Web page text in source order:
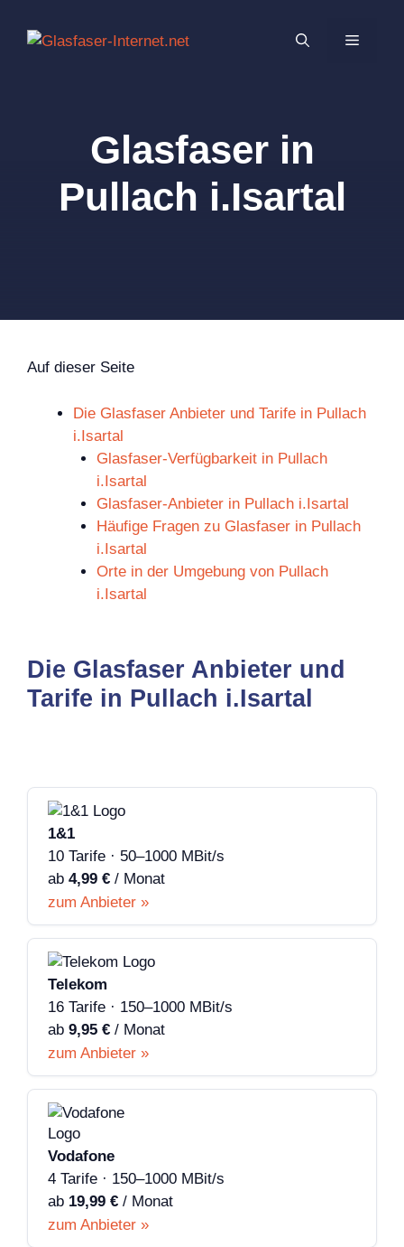
Inhalt
MENÜ
Glasfaser in
Pullach i.Isartal
Auf dieser Seite
Die Glasfaser Anbieter und Tarife in Pullach
i.Isartal
Glasfaser-Verfügbarkeit in Pullach
i.Isartal
Glasfaser-Anbieter in Pullach i.Isartal
Häufige Fragen zu Glasfaser in Pullach
i.Isartal
Orte in der Umgebung von Pullach
i.Isartal
Die Glasfaser Anbieter und
Tarife in Pullach i.Isartal
1&1
10 Tarife · 50–1000 MBit/s
ab 4,99 € / Monat
zum Anbieter »
Telekom
16 Tarife · 150–1000 MBit/s
ab 9,95 € / Monat
zum Anbieter »
Vodafone
4 Tarife · 150–1000 MBit/s
ab 19,99 € / Monat
zum Anbieter »